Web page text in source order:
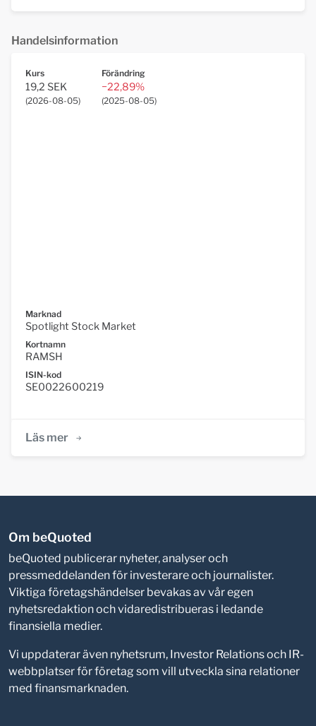
Handelsinformation
Kurs
19,2 SEK
(2026-08-05)
Förändring
−22,89%
(2025-08-05)
Marknad
Spotlight Stock Market
Kortnamn
RAMSH
ISIN-kod
SE0022600219
Läs mer
Om beQuoted
beQuoted publicerar nyheter, analyser och
pressmeddelanden för investerare och journalister.
Viktiga företagshändelser bevakas av vår egen
nyhetsredaktion och vidaredistribueras i ledande
finansiella medier.
Vi uppdaterar även nyhetsrum, Investor Relations och IR-
webbplatser för företag som vill utveckla sina relationer
med finansmarknaden.